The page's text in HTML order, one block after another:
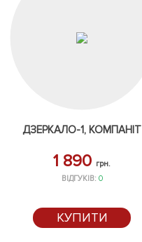
ДЗЕРКАЛО-1, КОМПАНІТ
1 890 грн.
ВІДГУКІВ: 0
КУПИТИ